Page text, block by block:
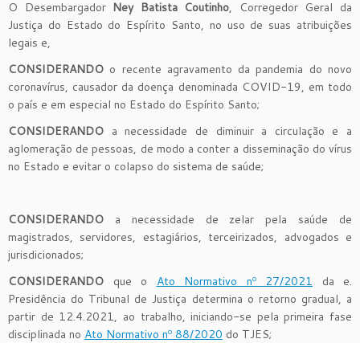
O Desembargador Ney Batista Coutinho, Corregedor Geral da
Justiça do Estado do Espírito Santo, no uso de suas atribuições
legais e,
CONSIDERANDO o recente agravamento da pandemia do novo
coronavírus, causador da doença denominada COVID-19, em todo
o país e em especial no Estado do Espírito Santo;
CONSIDERANDO a necessidade de diminuir a circulação e a
aglomeração de pessoas, de modo a conter a disseminação do vírus
no Estado e evitar o colapso do sistema de saúde;
CONSIDERANDO a necessidade de zelar pela saúde de
magistrados, servidores, estagiários, terceirizados, advogados e
jurisdicionados;
CONSIDERANDO que o Ato Normativo nº 27/2021 da e.
Presidência do Tribunal de Justiça determina o retorno gradual, a
partir de 12.4.2021, ao trabalho, iniciando-se pela primeira fase
disciplinada no Ato Normativo nº 88/2020 do TJES;